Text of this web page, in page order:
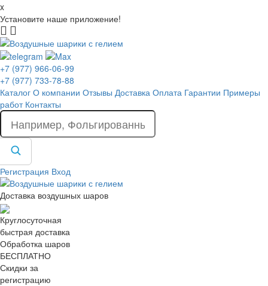
x
Установите наше приложение!
+7 (977) 966-06-99
+7 (977) 733-78-88
Каталог О компании Отзывы Доставка Оплата Гарантии Примеры
работ Контакты
Регистрация Вход
Доставка воздушных шаров
Круглосуточная
быстрая доставка
Обработка шаров
БЕСПЛАТНО
Скидки за
регистрацию